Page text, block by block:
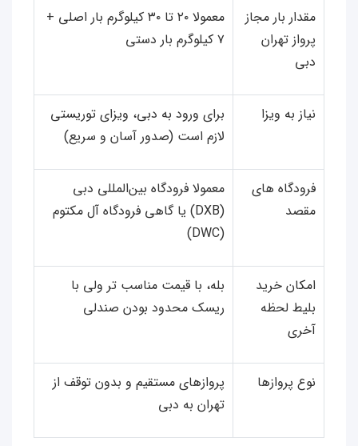
مقدار بار مجاز
پرواز تهران
دبی
معمولا ۲۰ تا ۳۰ کیلوگرم بار اصلی +
۷ کیلوگرم بار دستی
نیاز به ویزا
برای ورود به دبی، ویزای توریستی
لازم است (صدور آسان و سریع)
فرودگاه‌ های
مقصد
معمولا فرودگاه بین‌المللی دبی
(DXB) یا گاهی فرودگاه آل‌ مکتوم
(DWC)
امکان خرید
بلیط لحظه
آخری
بله، با قیمت مناسب‌ تر ولی با
ریسک محدود بودن صندلی
نوع پروازها
پروازهای مستقیم و بدون توقف از
تهران به دبی